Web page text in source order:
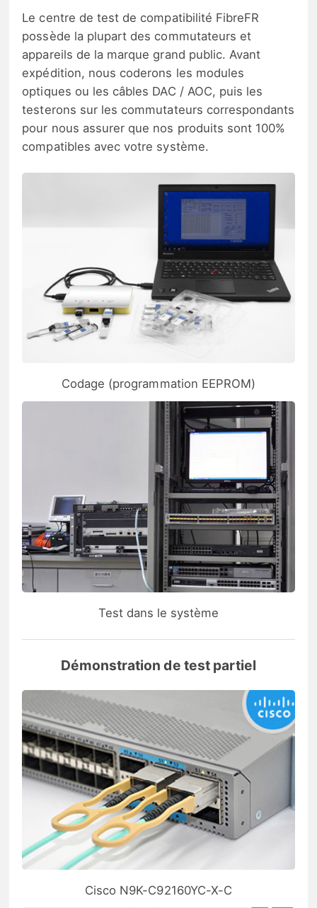
Le centre de test de compatibilité FibreFR
possède la plupart des commutateurs et
appareils de la marque grand public. Avant
expédition, nous coderons les modules
optiques ou les câbles DAC / AOC, puis les
testerons sur les commutateurs correspondants
pour nous assurer que nos produits sont 100%
compatibles avec votre système.
Codage (programmation EEPROM)
Test dans le système
Démonstration de test partiel
Cisco N9K-C92160YC-X-C